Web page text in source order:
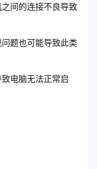
间的连接不良导致
题也可能导致此类
电脑无法正常启